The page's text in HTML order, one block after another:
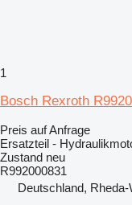
1
Bosch Rexroth
Preis auf Anfrage
Ersatzteil -
Zustand neu
R992000831
Deutschland,